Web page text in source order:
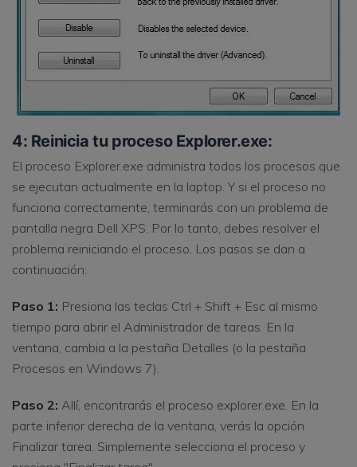
4: Reinicia tu proceso Explorer.exe:
El proceso Explorer.exe administra todos los procesos que
se ejecutan actualmente en la laptop. Y si el proceso no
funciona correctamente, terminarás con un problema de
pantalla negra Dell XPS. Por lo tanto, debes resolver el
problema reiniciando el proceso. Los pasos se dan a
continuación:
Paso 1: Presiona las teclas Ctrl + Shift + Esc al mismo
tiempo para abrir el Administrador de tareas. En la
ventana, cambia a la pestaña Detalles (o la pestaña
Procesos en Windows 7).
Paso 2: Allí, encontrarás el proceso explorer.exe. En la
parte inferior derecha de la ventana, verás la opción
Finalizar tarea. Simplemente selecciona el proceso y